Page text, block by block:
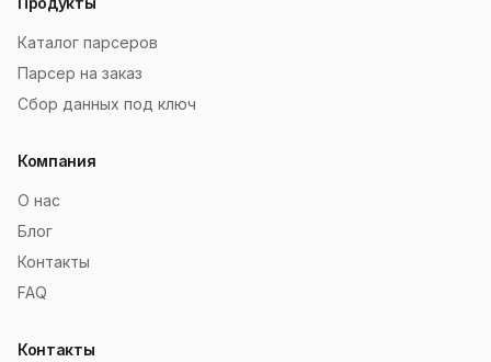
Каталог парсеров
Парсер на заказ
Сбор данных под ключ
Компания
О нас
Блог
Контакты
FAQ
Контакты